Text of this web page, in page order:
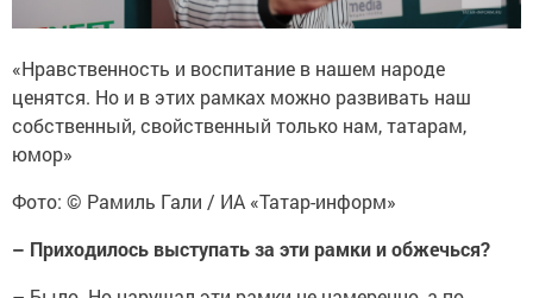
«Нравственность и воспитание в нашем народе
ценятся. Но и в этих рамках можно развивать наш
собственный, свойственный только нам, татарам,
юмор»
Фото: © Рамиль Гали / ИА «Татар-информ»
– Приходилось выступать за эти рамки и обжечься?